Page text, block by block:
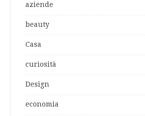
aziende
beauty
Casa
curiosità
Design
economia